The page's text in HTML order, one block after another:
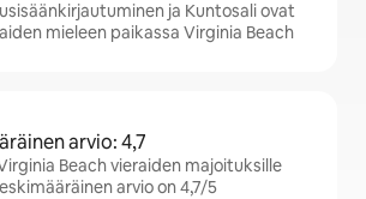
ja Kuntosali ovat
mieleen paikassa Virginia Beach
arvio: 4,7
Beach vieraiden majoituksille
arvio on 4,7/5